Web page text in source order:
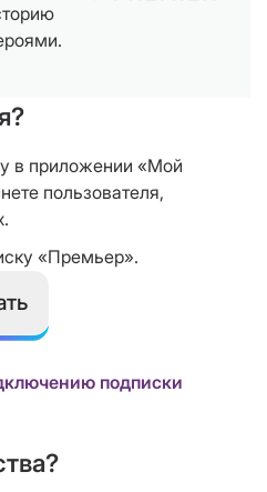
в приложении «Мой
пользователя,
«Премьер».
подписки